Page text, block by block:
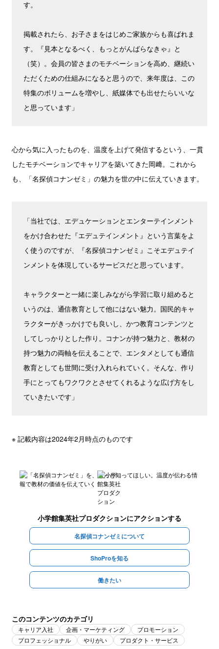
す。
掲載されたら、お子さまをはじめご家族からも喜ばれま
す。『見本となるべく、もっとがんばらなきゃ』と
（笑）。会員の皆さまのモチベーションを高め、継続い
ただくための仕組みになると思うので、来年度は、この
特集のボリュームを増やし、紙媒体でも出せたらいいな
と思っています」
心から気に入ったものを、温度を上げて発信するという、一貫
したモチベーションでキャリアを築いてきた岡﨑。これから
も、「名探偵コナンゼミ」の魅力を世の中に伝えていきます。
「当社では、エデュケーションとエンターテインメント
をかけ合わせた『エデュテインメント』という言葉をよ
く使うのですが、『名探偵コナンゼミ』こそエデュテイ
ンメントを体現しているサービスだと思っています。
キャラクターと一緒に楽しみながら学習に取り組めると
いうのは、通信教育として他にはない魅力。国民的キャ
ラクターがきっかけでも良いし、かつ教育コンテンツと
してしっかりとした作り。コナンが持つ魅力と、教材の
持つ魅力の両軸を伝えることで、エンタメとしても通信
教育としても世間に受け入れられていく。そんな、作り
手にとってもワクワクとさせてくれるような広げ方をし
ていきたいです」
※ 記載内容は2024年2月時点のものです
小学館集英社プロダクションにアクションする
名探偵コナンゼミについて
ShoProを知る
働きたい
このコンテンツのカテゴリ
キャリア入社 企画・マーケティング
プロモーション
プロフェッショナル
やりがい プロダクト・サービス